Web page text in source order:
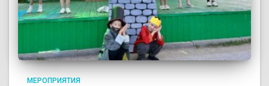
МЕРОПРИЯТИЯ